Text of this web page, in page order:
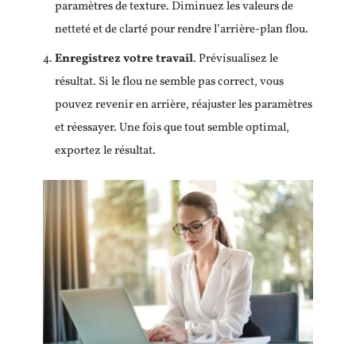
paramètres de texture. Diminuez les valeurs de
netteté et de clarté pour rendre l’arrière-plan flou.
Enregistrez votre travail. Prévisualisez le
résultat. Si le flou ne semble pas correct, vous
pouvez revenir en arrière, réajuster les paramètres
et réessayer. Une fois que tout semble optimal,
exportez le résultat.